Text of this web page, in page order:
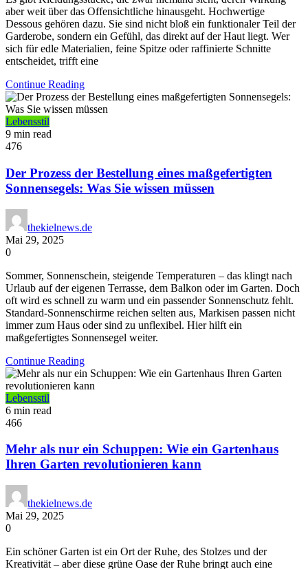
aber weit über das Offensichtliche hinausgeht. Hochwertige
Dessous gehören dazu. Sie sind nicht bloß ein funktionaler Teil der
Garderobe, sondern ein Gefühl, das direkt auf der Haut liegt. Wer
sich für edle Materialien, feine Spitze oder raffinierte Schnitte
entscheidet, trifft eine
Continue Reading
Lebensstil
9 min read
476
Der Prozess der Bestellung eines maßgefertigten
Sonnensegels: Was Sie wissen müssen
thekielnews.de
Mai 29, 2025
0
Sommer, Sonnenschein, steigende Temperaturen – das klingt nach
Urlaub auf der eigenen Terrasse, dem Balkon oder im Garten. Doch
oft wird es schnell zu warm und ein passender Sonnenschutz fehlt.
Standard-Sonnenschirme reichen selten aus, Markisen passen nicht
immer zum Haus oder sind zu unflexibel. Hier hilft ein
maßgefertigtes Sonnensegel weiter.
Continue Reading
Lebensstil
6 min read
466
Mehr als nur ein Schuppen: Wie ein Gartenhaus
Ihren Garten revolutionieren kann
thekielnews.de
Mai 29, 2025
0
Ein schöner Garten ist ein Ort der Ruhe, des Stolzes und der
Kreativität – aber diese grüne Oase der Ruhe bringt auch eine